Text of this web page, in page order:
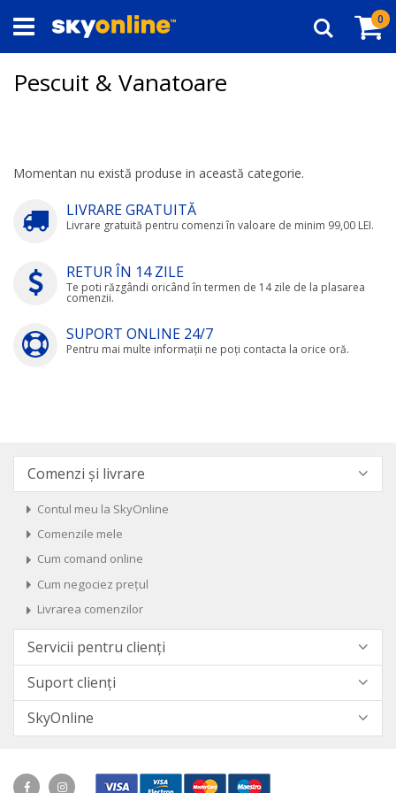
la
Conținut
0
Căutare
Pescuit & Vanatoare
Momentan nu există produse in această categorie.
LIVRARE GRATUITĂ
Livrare gratuită pentru comenzi în valoare de minim 99,00 LEI.
RETUR ÎN 14 ZILE
Te poti răzgândi oricând în termen de 14 zile de la plasarea
comenzii.
SUPORT ONLINE 24/7
Pentru mai multe informații ne poți contacta la orice oră.
Comenzi și livrare
Contul meu la SkyOnline
Comenzile mele
Cum comand online
Cum negociez prețul
Livrarea comenzilor
Servicii pentru clienți
Suport clienți
SkyOnline